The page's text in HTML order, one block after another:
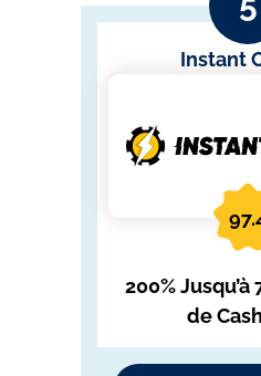
Instant
200% Jusqu’à
de